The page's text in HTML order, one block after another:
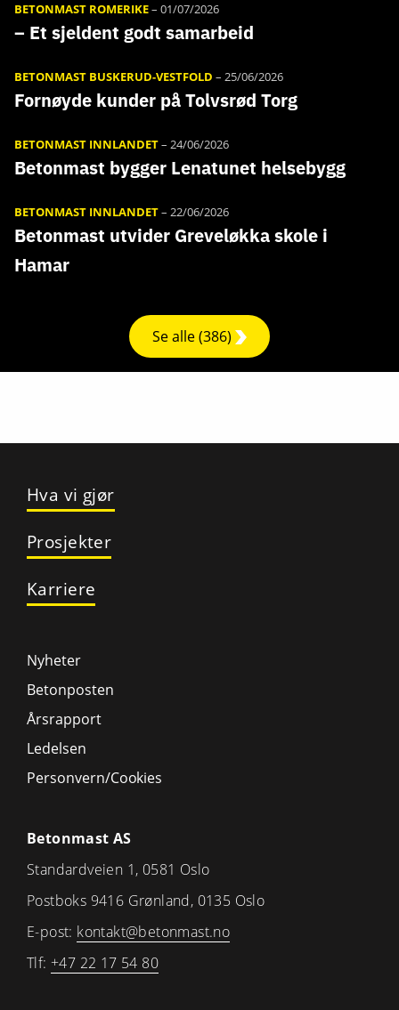
BETONMAST ROMERIKE– 01/07/2026
– Et sjeldent godt samarbeid
BETONMAST BUSKERUD-VESTFOLD – 25/06/2026
Fornøyde kunder på Tolvsrød Torg
BETONMAST INNLANDET– 24/06/2026
Betonmast bygger Lenatunet helsebygg
BETONMAST INNLANDET– 22/06/2026
Betonmast utvider Greveløkka skole i
Hamar
Se alle (386)
Hva vi gjør
Prosjekter
Karriere
Nyheter
Betonposten
Årsrapport
Ledelsen
Personvern/Cookies
Betonmast AS
Standardveien 1, 0581 Oslo
Postboks 9416 Grønland, 0135 Oslo
E-post: kontakt@betonmast.no
Tlf: +47 22 17 54 80